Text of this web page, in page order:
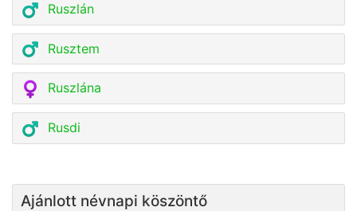
Ruszlán
Rusztem
Ruszlána
Rusdi
Ajánlott névnapi köszöntő